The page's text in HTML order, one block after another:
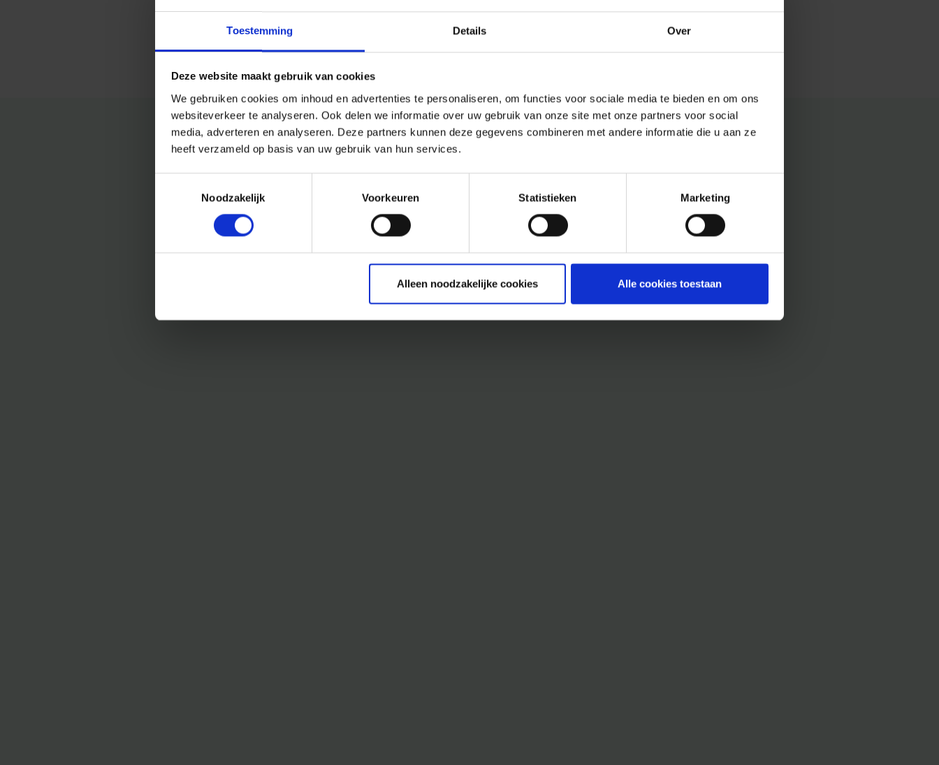
Toestemming Details Over
Deze website maakt gebruik van cookies
We gebruiken cookies om inhoud en advertenties te personaliseren, om functies voor sociale media te bieden en om ons
websiteverkeer te analyseren. Ook delen we informatie over uw gebruik van onze site met onze partners voor social
media, adverteren en analyseren. Deze partners kunnen deze gegevens combineren met andere informatie die u aan ze
heeft verzameld op basis van uw gebruik van hun services.
Noodzakelijk
Voorkeuren Statistieken Marketing
Alleen noodzakelijke cookies Alle cookies toestaan